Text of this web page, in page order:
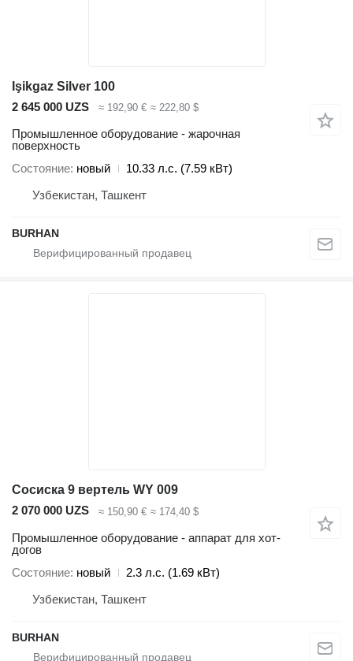
Işikgaz Silver 100
2 645 000 UZS
≈ 192,90 € ≈ 222,80 $
Промышленное оборудование - жарочная
поверхность
Состояние новый
10.33 л.с. (7.59 кВт)
Узбекистан, Ташкент
BURHAN
Сосиска 9 вертель WY 009
2 070 000 UZS
≈ 150,90 € ≈ 174,40 $
Промышленное оборудование - аппарат для хот-
догов
Состояние новый
2.3 л.с. (1.69 кВт)
Узбекистан, Ташкент
BURHAN